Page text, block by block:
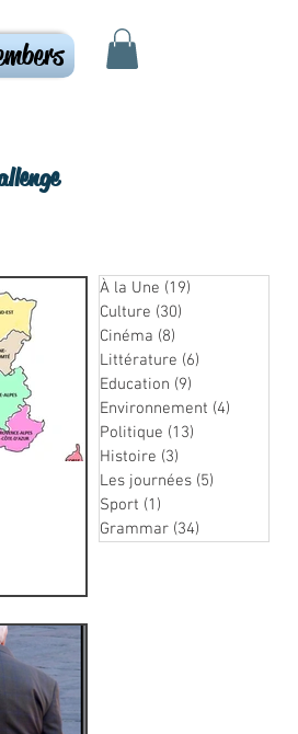
À la Une (19)
Culture (30)
Cinéma (8)
Littérature (6)
Education (9)
Environnement (4)
Politique (13)
Histoire (3)
Les journées (5)
Sport (1)
Grammar (34)